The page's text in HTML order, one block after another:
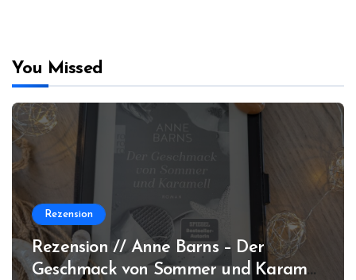
You Missed
Rezension
Rezension // Anne Barns – Der
Geschmack von Sommer und Karamell